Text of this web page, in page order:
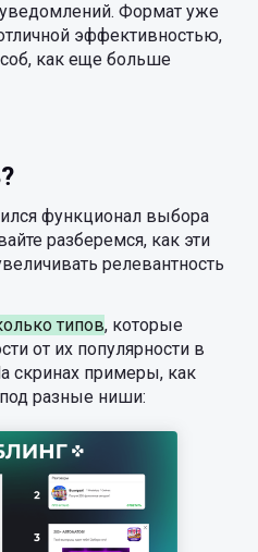
Формат уже
эффективностью,
как еще больше
функционал выбора
разберемся, как эти
релевантность
типов, которые
от их популярности в
скринах примеры, как
разные ниши: